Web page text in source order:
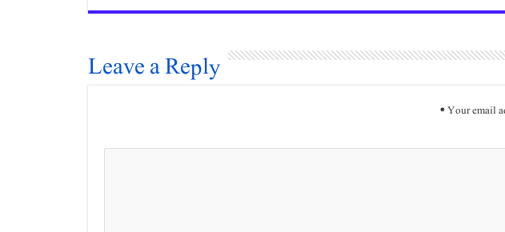
Leave a Reply
Your email
*